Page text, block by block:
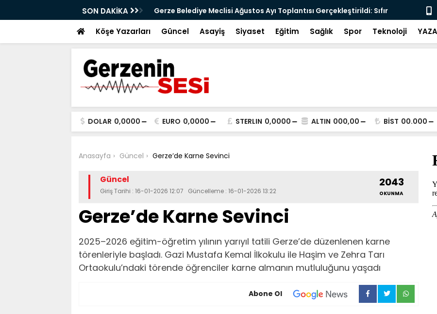
SON DAKİKA
Gerze Belediye Meclisi Ağustos Ayı Toplantısı Gerçekleştirildi: Sıfır
Atık Projesi Meclisten Geçti
İçişleri
Köşe Yazarları Güncel Asayiş Siyaset Eğitim Sağlık Spor Teknoloji
DOLAR 0,0000 EURO 0,0000 STERLIN 0,0000 ALTIN 000,00 BİST 00.000
Anasayfa Güncel Gerze’de Karne Sevinci
Güncel
Giriş Tarihi : 16-01-2026 12:07 Güncelleme : 16-01-2026 13:22
2043
OKUNMA
Gerze’de Karne Sevinci
2025–2026 eğitim-öğretim yılının yarıyıl tatili Gerze’de düzenlenen karne
törenleriyle başladı. Gazi Mustafa Kemal İlkokulu ile Haşim ve Zehra Tarı
Ortaokulu’ndaki törende öğrenciler karne almanın mutluluğunu yaşadı
Abone Ol